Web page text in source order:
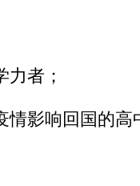
者；
情影响回国的